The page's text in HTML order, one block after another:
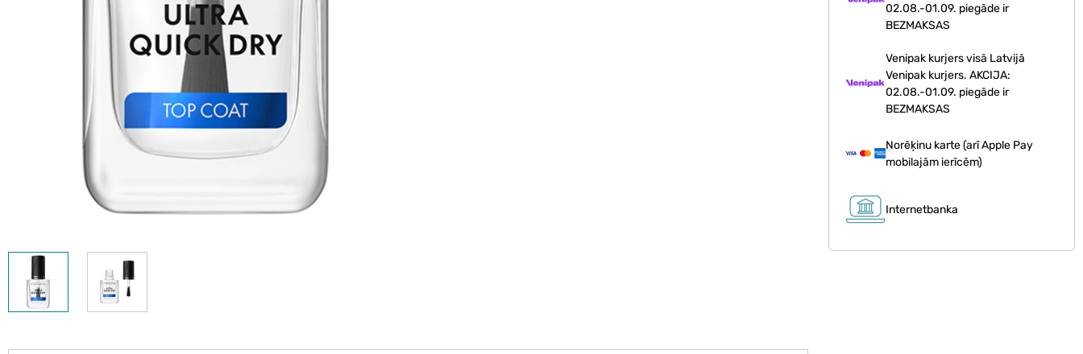
02.08.-01.09. piegāde ir
BEZMAKSAS
Venipak kurjers visā Latvijā
Venipak kurjers. AKCIJA:
02.08.-01.09. piegāde ir
BEZMAKSAS
Norēķinu karte (arī Apple Pay
mobilajām ierīcēm)
Internetbanka